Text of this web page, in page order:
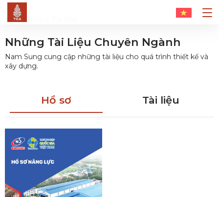
Trang chủ
Những Tài Liệu Chuyên Ngành
Nam Sung cung cập những tài liệu cho quá trình thiết kế và
xây dựng.
Hồ sơ Tài liệu